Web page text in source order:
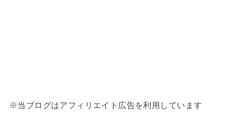
※当ブログはアフィリエイト広告を利用しています